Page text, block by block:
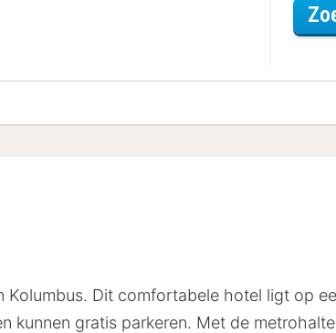
Kolumbus. Dit comfortabele hotel ligt op
kunnen gratis parkeren. Met de